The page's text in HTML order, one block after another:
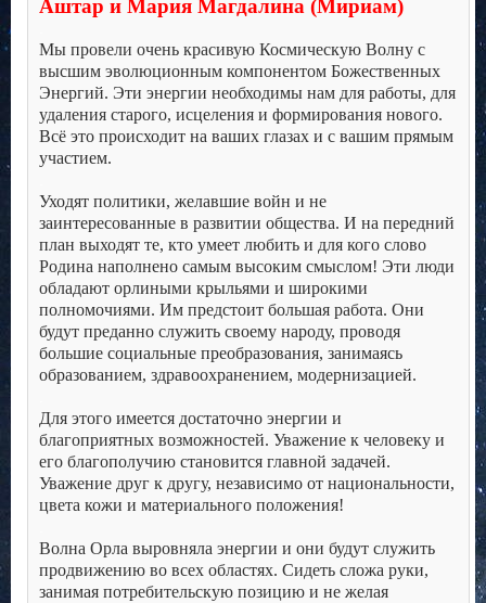
Аштар и Мария Магдалина (Мириам)
Мы провели очень красивую Космическую Волну с
высшим эволюционным компонентом Божественных
Энергий. Эти энергии необходимы нам для работы, для
удаления старого, исцеления и формирования нового.
Всё это происходит на ваших глазах и с вашим прямым
участием.
Уходят политики, желавшие войн и не
заинтересованные в развитии общества. И на передний
план выходят те, кто умеет любить и для кого слово
Родина наполнено самым высоким смыслом! Эти люди
обладают орлиными крыльями и широкими
полномочиями. Им предстоит большая работа. Они
будут преданно служить своему народу, проводя
большие социальные преобразования, занимаясь
образованием, здравоохранением, модернизацией.
Для этого имеется достаточно энергии и
благоприятных возможностей. Уважение к человеку и
его благополучию становится главной задачей.
Уважение друг к другу, независимо от национальности,
цвета кожи и материального положения!
Волна Орла выровняла энергии и они будут служить
продвижению во всех областях. Сидеть сложа руки,
занимая потребительскую позицию и не желая